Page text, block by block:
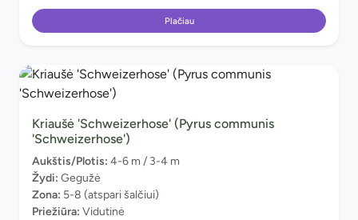
Plačiau
Kriaušė 'Schweizerhose' (Pyrus communis
'Schweizerhose')
Aukštis/Plotis: 4-6 m / 3-4 m
Žydi: Gegužė
Zona: 5-8 (atspari šalčiui)
Priežiūra: Vidutinė